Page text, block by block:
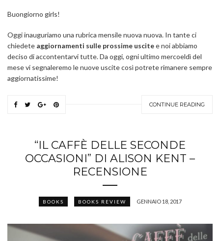
Buongiorno girls!
Oggi inauguriamo una rubrica mensile nuova nuova. In tante ci
chiedete aggiornamenti sulle prossime uscitee noi abbiamo
deciso di accontentarvi tutte. Da oggi, ogni ultimo mercoeldì del
mese vi segnaleremo le nuove uscite così potrete rimanere sempre
aggiornatissime!
CONTINUE READING
“IL CAFFÈ DELLE SECONDE
OCCASIONI” DI ALISON KENT –
RECENSIONE
BOOKS BOOKS REVIEW GENNAIO 18, 2017